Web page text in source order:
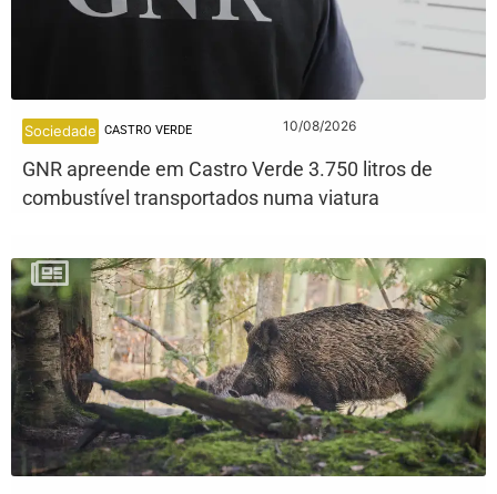
Sociedade CASTRO VERDE 10/08/2026
GNR apreende em Castro Verde 3.750 litros de
combustível transportados numa viatura